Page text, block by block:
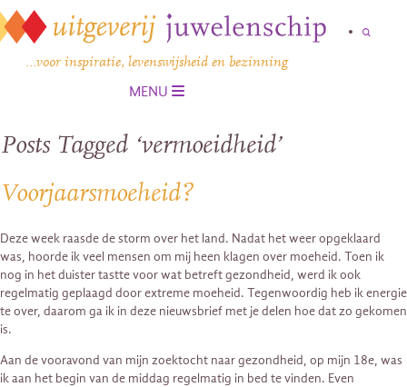
…voor inspiratie, levenswijsheid en bezinning
MENU
Posts Tagged ‘vermoeidheid’
Voorjaarsmoeheid?
Deze week raasde de storm over het land. Nadat het weer opgeklaard
was, hoorde ik veel mensen om mij heen klagen over moeheid. Toen ik
nog in het duister tastte voor wat betreft gezondheid, werd ik ook
regelmatig geplaagd door extreme moeheid. Tegenwoordig heb ik energie
te over, daarom ga ik in deze nieuwsbrief met je delen hoe dat zo gekomen
is.
Aan de vooravond van mijn zoektocht naar gezondheid, op mijn 18e, was
ik aan het begin van de middag regelmatig in bed te vinden. Even